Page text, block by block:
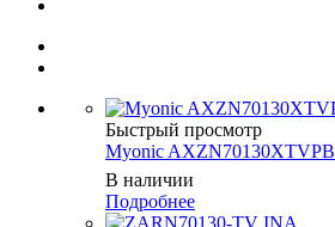
Быстрый просмотр
Myonic AXZN70130XTVPB
В наличии
Подробнее